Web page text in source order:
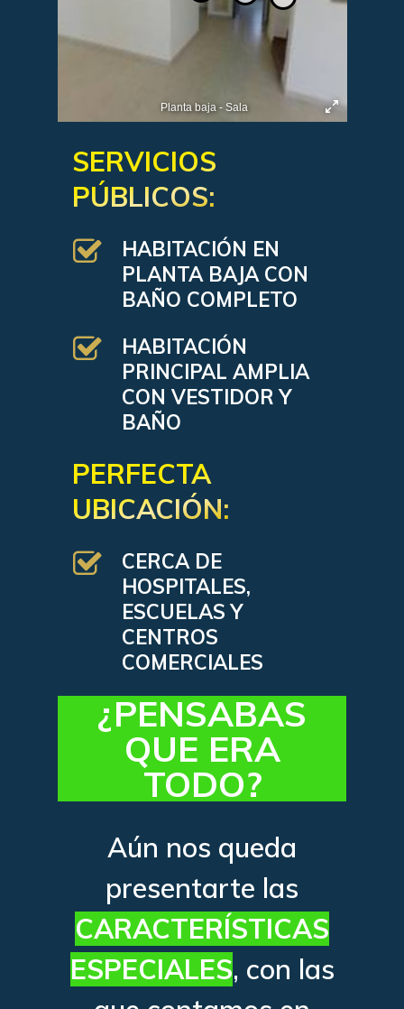
Planta baja - Sala
SERVICIOS
PÚBLICOS:
HABITACIÓN EN
PLANTA BAJA CON
BAÑO COMPLETO
HABITACIÓN
PRINCIPAL AMPLIA
CON VESTIDOR Y
BAÑO
PERFECTA
UBICACIÓN:
CERCA DE
HOSPITALES,
ESCUELAS Y
CENTROS
COMERCIALES
¿PENSABAS
QUE ERA
TODO?
Aún nos queda
presentarte las
CARACTERÍSTICAS
ESPECIALES, con las